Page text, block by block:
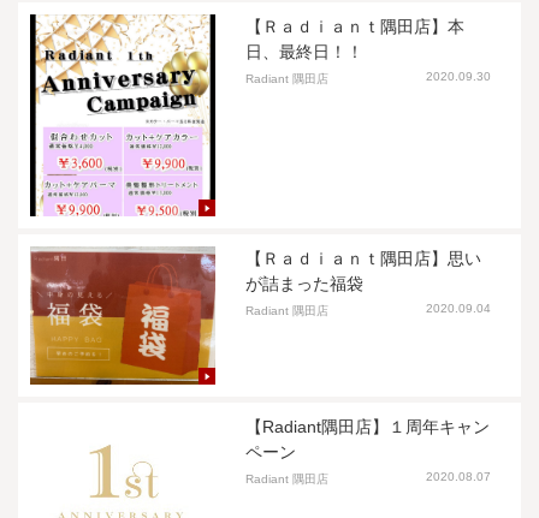
【Ｒａｄｉａｎｔ隅田店】本
日、最終日！！
Radiant 隅田店 2020.09.30
【Ｒａｄｉａｎｔ隅田店】思い
が詰まった福袋
Radiant 隅田店 2020.09.04
【Radiant隅田店】１周年キャン
ペーン
Radiant 隅田店 2020.08.07